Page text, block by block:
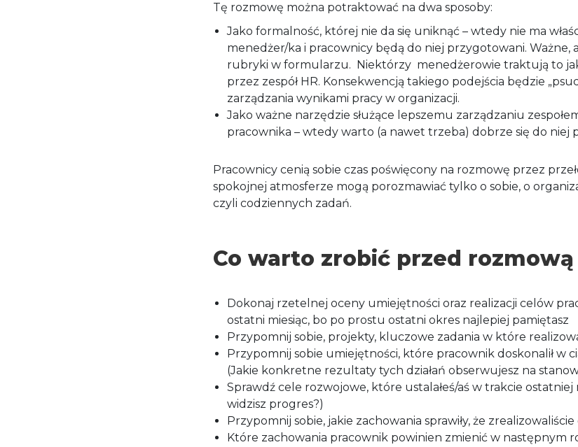
Tę rozmowę można potraktować na dwa sposoby:
Jako formalność, której nie da się uniknąć – wtedy nie ma
menedżer/ka i pracownicy będą do niej przygotowani. Ważne,
rubryki w formularzu. Niektórzy menedżerowie traktują to
przez zespół HR. Konsekwencją takiego podejścia będzie
zarządzania wynikami pracy w organizacji.
Jako ważne narzędzie służące lepszemu zarządzaniu
pracownika – wtedy warto (a nawet trzeba) dobrze się do niej
Pracownicy cenią sobie czas poświęcony na rozmowę przez
spokojnej atmosferze mogą porozmawiać tylko o sobie, o
czyli codziennych zadań.
Co warto zrobić przed rozmową
Dokonaj rzetelnej oceny umiejętności oraz realizacji celów
ostatni miesiąc, bo po prostu ostatni okres najlepiej pamiętasz
Przypomnij sobie, projekty, kluczowe zadania w które
Przypomnij sobie umiejętności, które pracownik doskonalił w
(Jakie konkretne rezultaty tych działań obserwujesz na
Sprawdź cele rozwojowe, które ustalałeś/aś w trakcie
widzisz progres?)
Przypomnij sobie, jakie zachowania sprawiły, że zrealizowaliście
Które zachowania pracownik powinien zmienić w następnym